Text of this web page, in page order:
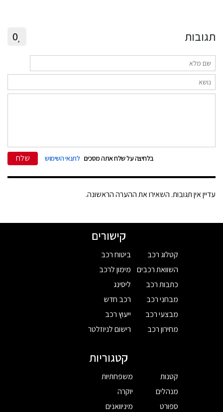
תגובות 0
בלחיצה על שלח אתה מסכים לתנאי השימוש שלח
עדיין אין תגובות. השאירו את ההערה הראשונה.
קישורים
קטלוג רכב
השוואת רכבים
כתבות רכב
מבחני רכב
מבצעי רכב
מחירון רכב
ביטוח רכב
מימון לרכב
ליסינג
רכב חדש
ייעוץ רכב
רישום לניוזלטר
קטגוריות
קטנות
מנהלים
ספורט
משפחתיות
יוקרה
מיניוואנים